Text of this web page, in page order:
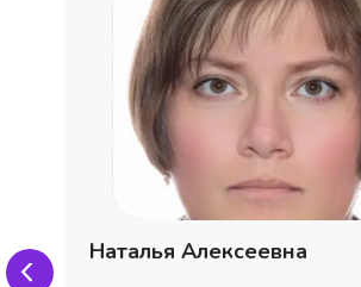
Наталья Алексеевна